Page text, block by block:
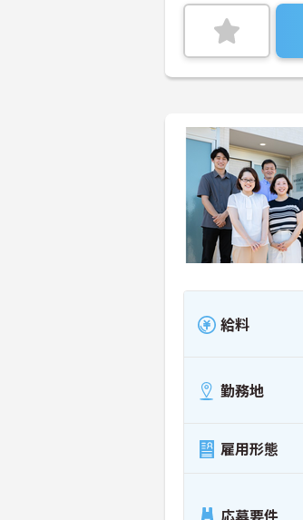
給料
勤務地
雇用形態